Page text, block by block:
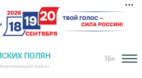
ПОЛЯН
район
16+